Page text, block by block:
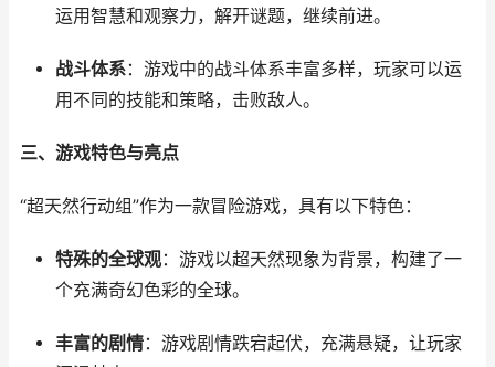
运用智慧和观察力，解开谜题，继续前进。
战斗体系：游戏中的战斗体系丰富多样，玩家可以运
用不同的技能和策略，击败敌人。
三、游戏特色与亮点
“超天然行动组”作为一款冒险游戏，具有以下特色：
特殊的全球观：游戏以超天然现象为背景，构建了一
个充满奇幻色彩的全球。
丰富的剧情：游戏剧情跌宕起伏，充满悬疑，让玩家